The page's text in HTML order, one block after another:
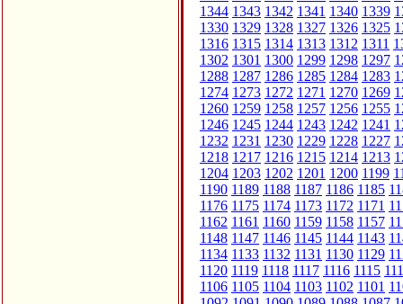
1344 1343 1342 1341 1340 1339
1330 1329 1328 1327 1326 1325
1316 1315 1314 1313 1312 1311
1302 1301 1300 1299 1298 1297
1288 1287 1286 1285 1284 1283
1274 1273 1272 1271 1270 1269
1260 1259 1258 1257 1256 1255
1246 1245 1244 1243 1242 1241
1232 1231 1230 1229 1228 1227
1218 1217 1216 1215 1214 1213
1204 1203 1202 1201 1200 1199
1190 1189 1188 1187 1186 1185
1176 1175 1174 1173 1172 1171
1162 1161 1160 1159 1158 1157
1148 1147 1146 1145 1144 1143
1134 1133 1132 1131 1130 1129
1120 1119 1118 1117 1116 1115
1106 1105 1104 1103 1102 1101